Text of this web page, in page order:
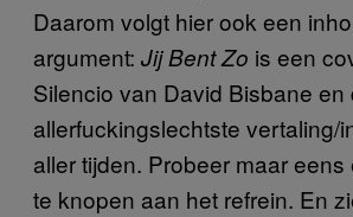
Daarom volgt hier ook een
argument: Jij Bent Zo is een
Silencio van David Bisbane en
allerfuckingslechtste vertaling/
aller tijden. Probeer maar
te knopen aan het refrein. En